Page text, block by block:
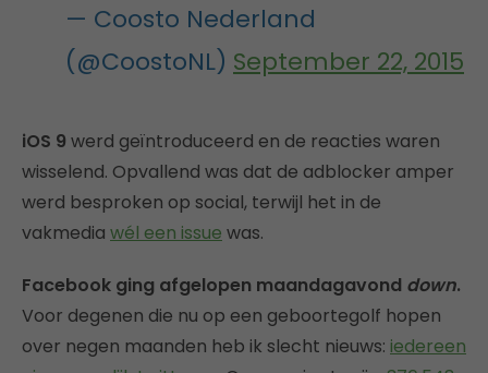
— Coosto Nederland
(@CoostoNL) September 22, 2015
iOS 9 werd geïntroduceerd en de reacties waren
wisselend. Opvallend was dat de adblocker amper
werd besproken op social, terwijl het in de
vakmedia wél een issue was.
Facebook ging afgelopen maandagavond down.
Voor degenen die nu op een geboortegolf hopen
over negen maanden heb ik slecht nieuws: iedereen